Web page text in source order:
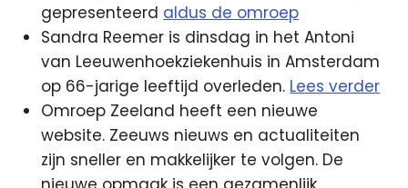
gepresenteerd aldus de omroep
Sandra Reemer is dinsdag in het Antoni
van Leeuwenhoekziekenhuis in Amsterdam
op 66-jarige leeftijd overleden. Lees verder
Omroep Zeeland heeft een nieuwe
website. Zeeuws nieuws en actualiteiten
zijn sneller en makkelijker te volgen. De